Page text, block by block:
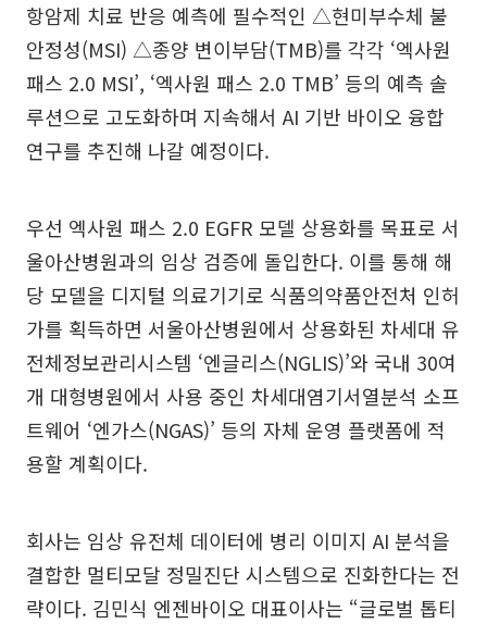
항암제 치료 반응 예측에 필수적인 △현미부수체 불
안정성(MSI) △종양 변이부담(TMB)를 각각 ‘엑사원
패스 2.0 MSI’, ‘엑사원 패스 2.0 TMB’ 등의 예측 솔
루션으로 고도화하며 지속해서 AI 기반 바이오 융합
연구를 추진해 나갈 예정이다.
우선 엑사원 패스 2.0 EGFR 모델 상용화를 목표로 서
울아산병원과의 임상 검증에 돌입한다. 이를 통해 해
당 모델을 디지털 의료기기로 식품의약품안전처 인허
가를 획득하면 서울아산병원에서 상용화된 차세대 유
전체정보관리시스템 ‘엔글리스(NGLIS)’와 국내 30여
개 대형병원에서 사용 중인 차세대염기서열분석 소프
트웨어 ‘엔가스(NGAS)’ 등의 자체 운영 플랫폼에 적
용할 계획이다.
회사는 임상 유전체 데이터에 병리 이미지 AI 분석을
결합한 멀티모달 정밀진단 시스템으로 진화한다는 전
략이다. 김민식 엔젠바이오 대표이사는 “글로벌 톱티